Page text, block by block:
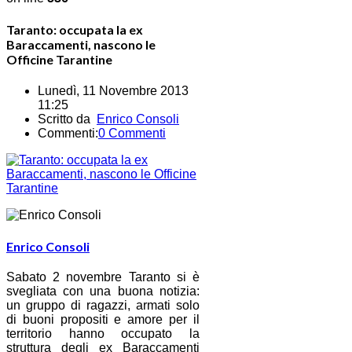
Taranto: occupata la ex
Baraccamenti, nascono le
Officine Tarantine
Lunedì, 11 Novembre 2013
11:25
Scritto da
Enrico Consoli
Commenti:0 Commenti
Enrico Consoli
Sabato 2 novembre Taranto si è
svegliata con una buona notizia:
un gruppo di ragazzi, armati solo
di buoni propositi e amore per il
territorio hanno occupato la
struttura degli ex Baraccamenti